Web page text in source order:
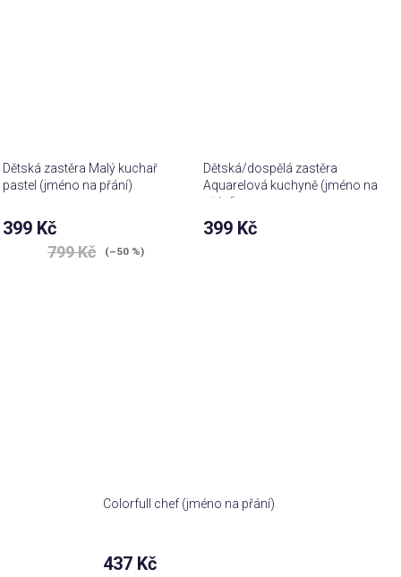
Dětská zastěra Malý kuchař
pastel (jméno na přání)
399 Kč
799 Kč (–50 %)
Dětská/dospělá zastěra
Aquarelová kuchyně (jméno na
přání)
399 Kč
Colorfull chef (jméno na přání)
437 Kč